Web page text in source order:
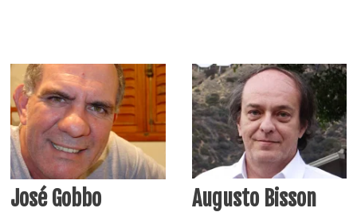
José Gobbo Augusto Bisson